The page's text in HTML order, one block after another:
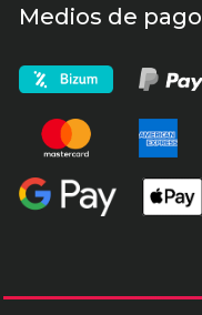
Medios de pago